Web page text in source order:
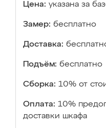
Цена: указана за
Замер: бесплатно
Доставка:
Подъём: бесплатно
Сборка: 10% от
Оплата: 10%
доставки шкафа